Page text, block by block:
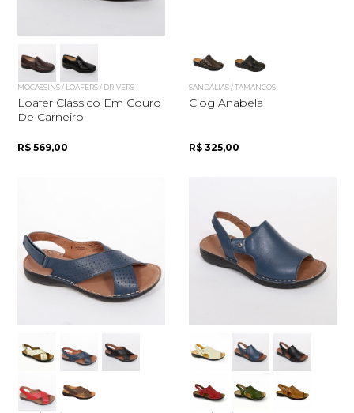
MOCASSINS / LOAFERS / DRIVERS
Loafer Clássico Em Couro
De Carneiro
R$ 569,00
SANDÁLIAS / TAMANCOS
Clog Anabela
R$ 325,00